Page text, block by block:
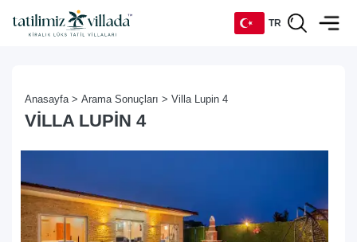
TR
Anasayfa > Arama Sonuçları > Villa Lupin 4
VILLA LUPIN 4